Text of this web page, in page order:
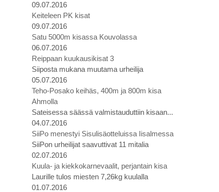
09.07.2016
Keiteleen PK kisat
09.07.2016
Satu 5000m kisassa Kouvolassa
06.07.2016
Reippaan kuukausikisat 3
Siiposta mukana muutama urheilija
05.07.2016
Teho-Posako keihäs, 400m ja 800m kisa
Ahmolla
Sateisessa säässä valmistauduttiin kisaan...
04.07.2016
SiiPo menestyi Sisulisäotteluissa Iisalmessa
SiiPon urheilijat saavuttivat 11 mitalia
02.07.2016
Kuula- ja kiekkokarnevaalit, perjantain kisa
Laurille tulos miesten 7,26kg kuulalla
01.07.2016